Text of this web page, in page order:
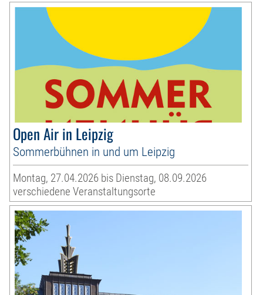
Open Air in Leipzig
Sommerbühnen in und um Leipzig
Montag, 27.04.2026 bis Dienstag, 08.09.2026
verschiedene Veranstaltungsorte